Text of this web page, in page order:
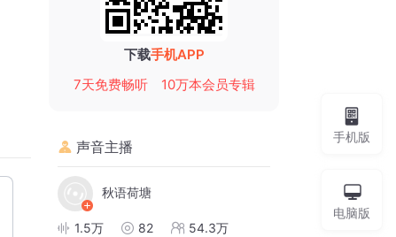
下载手机APP
7天免费畅听
10万本会员专辑
声音主播
秋语荷塘
1.5万 82 54.3万
手机版
电脑版